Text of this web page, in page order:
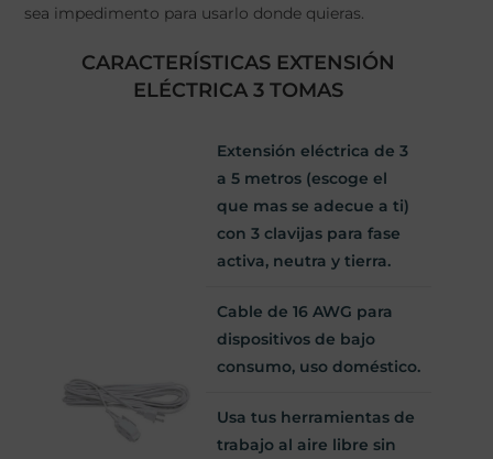
sea impedimento para usarlo donde quieras.
CARACTERÍSTICAS EXTENSIÓN
ELÉCTRICA 3 TOMAS
Extensión eléctrica de 3
a 5 metros (escoge el
que mas se adecue a ti)
con 3 clavijas para fase
activa, neutra y tierra.
Cable de 16 AWG para
dispositivos de bajo
consumo, uso doméstico.
Usa tus herramientas de
trabajo al aire libre sin